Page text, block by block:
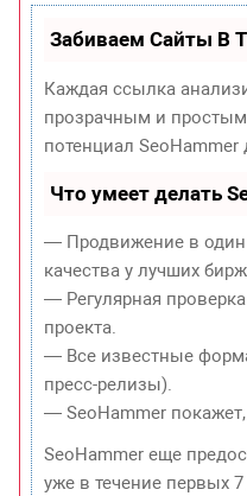
Забиваем Сайты В
Каждая ссылка
прозрачным и
потенциал
Что умеет делать
— Продвижение в один
качества у лучших
— Регулярная
проекта.
— Все известные
пресс-релизы).
— SeoHammer
SeoHammer еще
уже в течение первых